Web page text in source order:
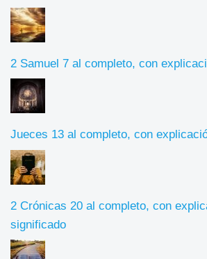
2 Samuel 7 al completo, con
Jueces 13 al completo, con
2 Crónicas 20 al completo, con
significado